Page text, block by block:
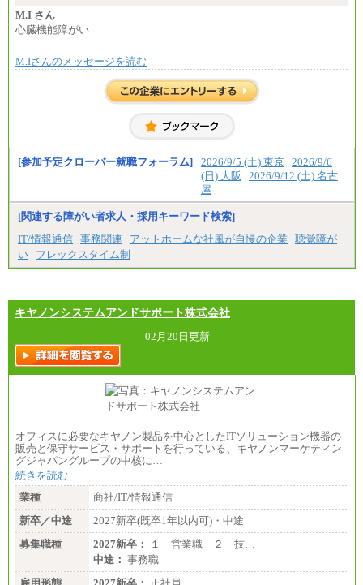
M.I さん
心臓機能障がい
M.Iさんのメッセージを読む
[参加予定クローバー就職フォーラム] 2026/9/5 (土) 東京 2026/9/6
(日) 大阪
2026/9/12 (土) 名古
屋
[関連する障がい者求人・採用キーワード検索]
IT/情報通信 事務関連 アットホームな社風が自慢の企業
聴覚障が
い
フレックスタイム制
キヤノンシステムアンドサポート株式会社
02月20日更新
オフィスに必要なキヤノン製品を中心としたITソリューション機器の
販売と保守サービス・サポートを行っている、キヤノンマーケティン
グジャパングループの中核に…
続きを読む
業種
商社/IT/情報通信
新卒／中途
2027新卒(既卒1年以内可)・中途
募集職種
2027新卒：
１ 営業職 ２ 技…
中途： 事務職